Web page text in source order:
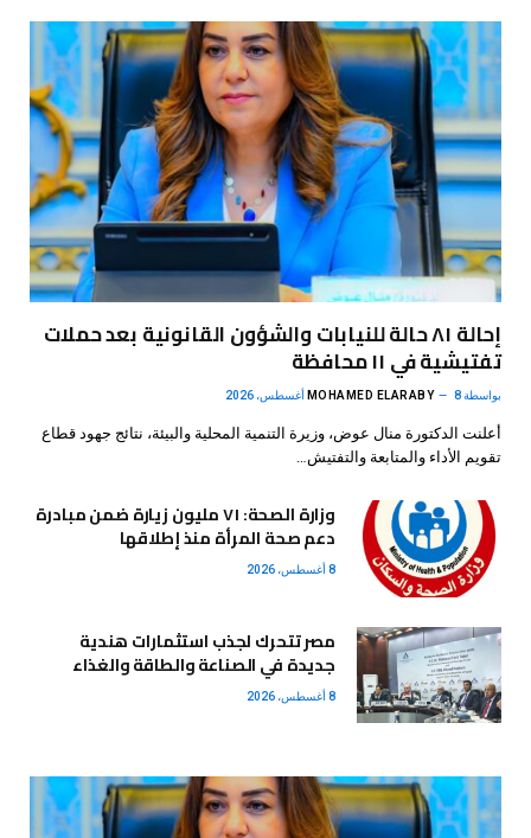
إحالة ٨١ حالة للنيابات والشؤون القانونية بعد حملات
تفتيشية في ١١ محافظة
بواسطة MOHAMED ELARABY 8 أغسطس، 2026
أعلنت الدكتورة منال عوض، وزيرة التنمية المحلية والبيئة، نتائج جهود قطاع
تقويم الأداء والمتابعة والتفتيش…
وزارة الصحة: ٧١ مليون زيارة ضمن مبادرة
دعم صحة المرأة منذ إطلاقها
8 أغسطس، 2026
مصر تتحرك لجذب استثمارات هندية
جديدة في الصناعة والطاقة والغذاء
8 أغسطس، 2026